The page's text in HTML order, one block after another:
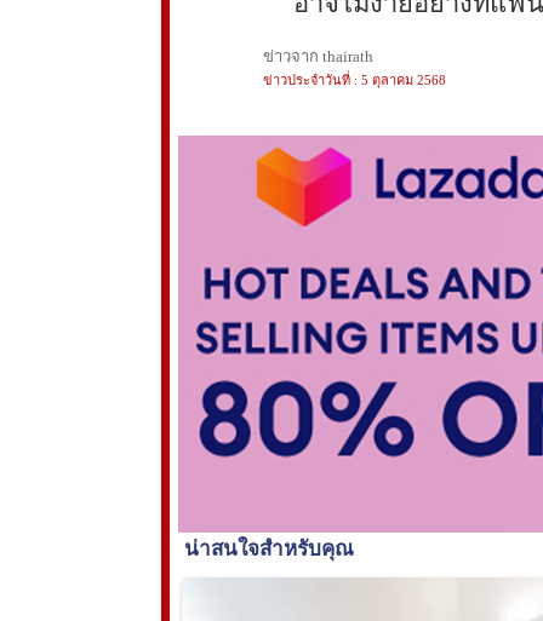
ข่าวจาก thairath
ข่าวประจำวันที่ : 5 ตุลาคม 2568